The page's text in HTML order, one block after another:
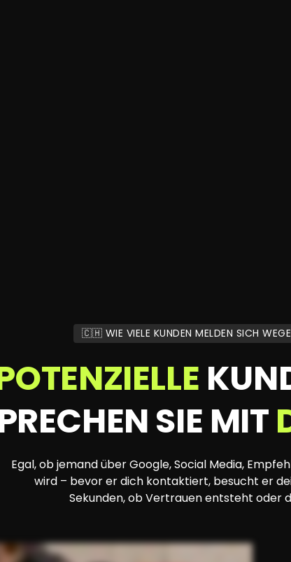
🇨🇭 WIE VIELE KUNDEN MELDEN SICH
SIE MIT
Egal, ob jemand über Google, Social Media,
wird – bevor er dich kontaktiert, besucht er
Sekunden, ob Vertrauen entsteht oder